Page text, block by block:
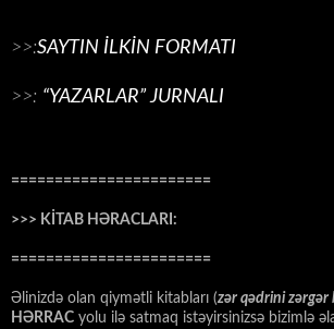
>>:SAYTIN İLKİN FORMATI
>>: “YAZARLAR” JURNALI
=======================
>>> KİTAB HƏRACLARI:
=======================
Əlinizdə olan qiymətli kitabları (zər qədrini zərgər
HƏRRAC yolu ilə satmaq istəyirsinizsə bizimlə